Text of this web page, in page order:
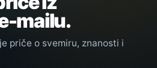
mailu.
priče o svemiru, znanosti i